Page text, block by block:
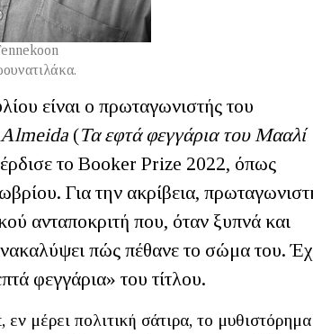
είναι ο πρωταγωνιστής του
(Τα εφτά φεγγάρια του Μααλί
το Booker Prize 2022, όπως
Για την ακρίβεια,
ανταποκριτή που, όταν ξυπνά και
πώς πέθανε το σώμα του.
φεγγάρια» του τίτλου.
μέρει πολιτική σάτιρα, το μυθιστόρημα